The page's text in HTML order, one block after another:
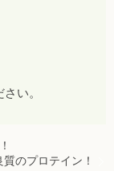
い。
のプロテイン！